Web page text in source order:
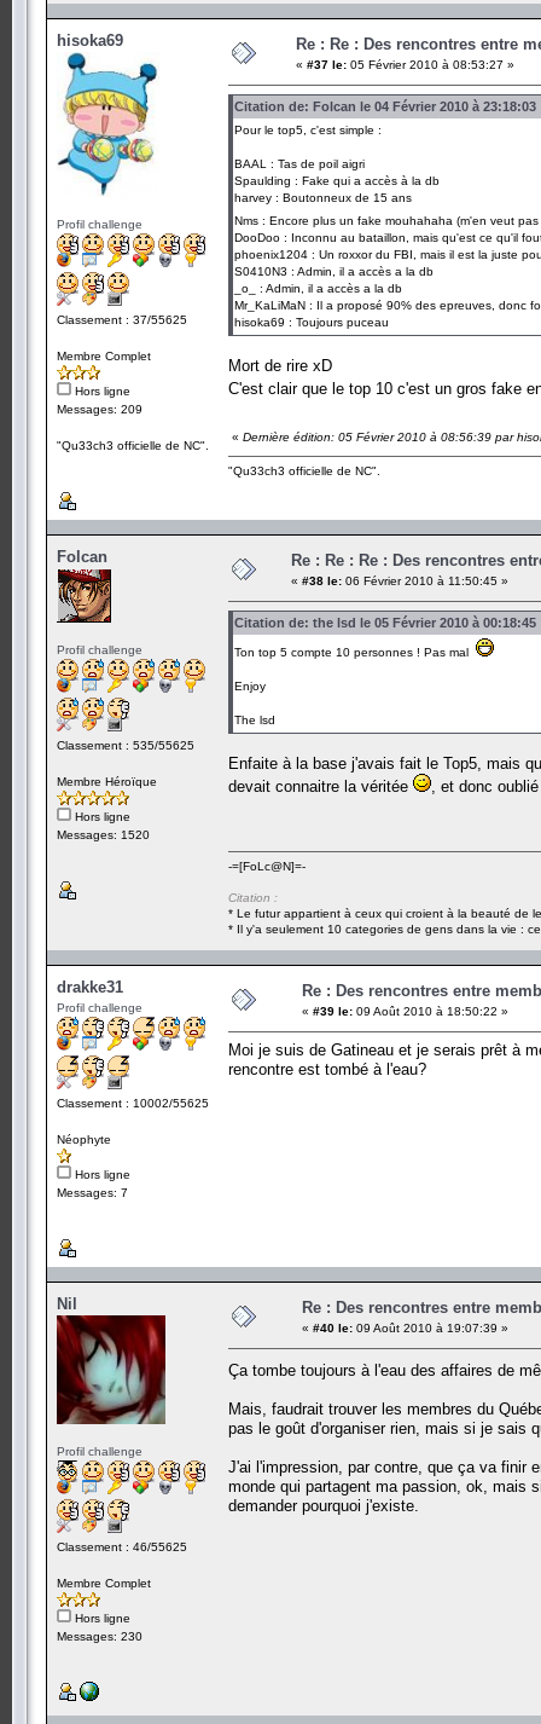
hisoka69
Profil challenge
Classement : 37/55625
Membre Complet
Hors ligne
Messages: 209
"Qu33ch3 officielle de NC".
Re : Re : Des rencontres entre
« #37 le: 05 Février 2010 à 08:53:27 »
Citation de: Folcan le 04 Février 2010 à 23:18:03
Pour le top5, c'est simple :
BAAL : Tas de poil aigri
Spaulding : Fake qui a accès à la db
harvey : Boutonneux de 15 ans
Nms : Encore plus un fake mouhahaha (m'en veut
DooDoo : Inconnu au bataillon, mais qu'est ce qu'il
phoenix1204 : Un roxxor du FBI, mais il est la juste
S0410N3 : Admin, il a accès a la db
_o_ : Admin, il a accès a la db
Mr_KaLiMaN : Il a proposé 90% des epreuves, donc
hisoka69 : Toujours puceau
Mort de rire xD
C'est clair que le top 10 c'est un gros fake
« Dernière édition: 05 Février 2010 à 08:56:39 par
"Qu33ch3 officielle de NC".
Folcan
Profil challenge
Classement : 535/55625
Membre Héroïque
Hors ligne
Messages: 1520
Re : Re : Re : Des rencontres
« #38 le: 06 Février 2010 à 11:50:45 »
Citation de: the lsd le 05 Février 2010 à 00:18:45
Ton top 5 compte 10 personnes ! Pas mal
Enjoy
The lsd
Enfaite à la base j'avais fait le Top5, mais
devait connaitre la véritée
, et donc
-=[FoLc@N]=-
Citation :
* Le futur appartient à ceux qui croient à la beauté de
* Il y'a seulement 10 categories de gens dans la vie :
drakke31
Profil challenge
Classement : 10002/55625
Néophyte
Hors ligne
Messages: 7
Re : Des rencontres entre
« #39 le: 09 Août 2010 à 18:50:22 »
Moi je suis de Gatineau et je serais prêt à
rencontre est tombé à l'eau?
Nil
Profil challenge
Classement : 46/55625
Membre Complet
Hors ligne
Messages: 230
Re : Des rencontres entre
« #40 le: 09 Août 2010 à 19:07:39 »
Ça tombe toujours à l'eau des affaires de
Mais, faudrait trouver les membres du
pas le goût d'organiser rien, mais si je sais
J'ai l'impression, par contre, que ça va finir
monde qui partagent ma passion, ok, mais
demander pourquoi j'existe.